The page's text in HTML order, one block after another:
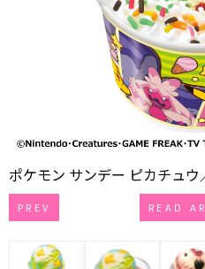
ポケモン サンデー ピカチュ
PREV READ